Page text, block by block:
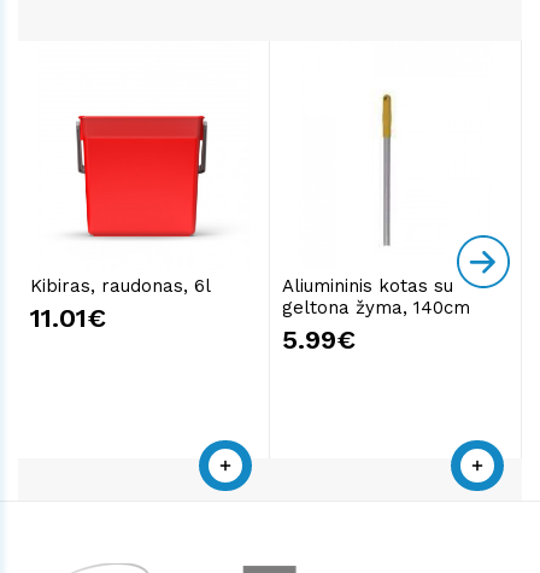
Kibiras, raudonas, 6l
11.01€
Aliumininis kotas su
geltona žyma, 140cm
5.99€